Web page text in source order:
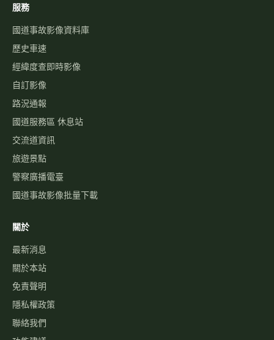
服務
國道事故影像資料庫
歷史車速
經緯度查即時影像
自訂影像
路況通報
國道服務區 休息站
交流道資訊
旅遊景點
警察廣播電臺
國道事故影像批量下載
關於
最新消息
關於本站
免責聲明
隱私權政策
聯絡我們